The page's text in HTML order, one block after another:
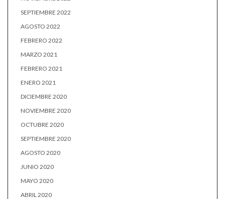
SEPTIEMBRE 2022
AGOSTO 2022
FEBRERO 2022
MARZO 2021
FEBRERO 2021
ENERO 2021
DICIEMBRE 2020
NOVIEMBRE 2020
OCTUBRE 2020
SEPTIEMBRE 2020
AGOSTO 2020
JUNIO 2020
MAYO 2020
ABRIL 2020